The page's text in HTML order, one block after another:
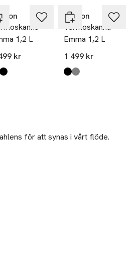
1,2 L
kr
finns i färgerna:
Stelton
Termoskanna
Emma 1,2 L
1 499 kr
Produkten finns i
Black
Grey
för att synas i vårt flöde.